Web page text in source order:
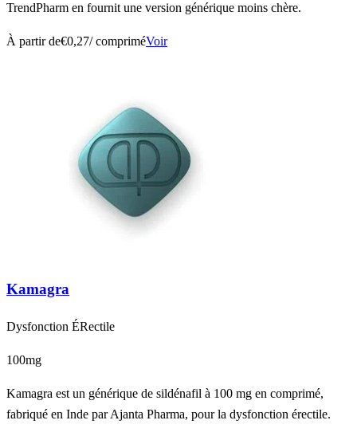
TrendPharm en fournit une version générique moins chère.
À partir de€0,27/ compriméVoir
Kamagra
Dysfonction ÉRectile
100mg
Kamagra est un générique de sildénafil à 100 mg en comprimé,
fabriqué en Inde par Ajanta Pharma, pour la dysfonction érectile.